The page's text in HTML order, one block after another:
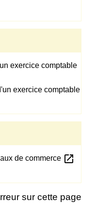
exercice comptable
exercice comptable
de commerce open_in_new
sur cette page